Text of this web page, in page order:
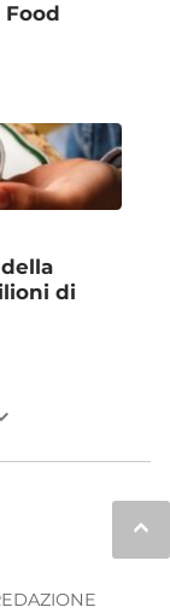
Food
di
keyboard_arrow_up